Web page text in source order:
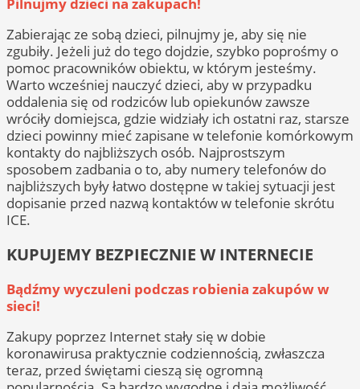
Zabierając ze sobą dzieci, pilnujmy je, aby się nie
zgubiły. Jeżeli już do tego dojdzie, szybko poprośmy o
pomoc pracowników obiektu, w którym jesteśmy.
Warto wcześniej nauczyć dzieci, aby w przypadku
oddalenia się od rodziców lub opiekunów zawsze
wróciły domiejsca, gdzie widziały ich ostatni raz, starsze
dzieci powinny mieć zapisane w telefonie komórkowym
kontakty do najbliższych osób. Najprostszym
sposobem zadbania o to, aby numery telefonów do
najbliższych były łatwo dostępne w takiej sytuacji jest
dopisanie przed nazwą kontaktów w telefonie skrótu
ICE.
KUPUJEMY BEZPIECZNIE W INTERNECIE
Bądźmy wyczuleni podczas robienia zakupów w
sieci!
Zakupy poprzez Internet stały się w dobie
koronawirusa praktycznie codziennością, zwłaszcza
teraz, przed świętami cieszą się ogromną